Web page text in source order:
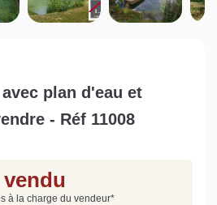
quelles sont les
conséquences ?
en ligne.
plan d'eau et
- Réf 11008
vendu
à la charge du vendeur*